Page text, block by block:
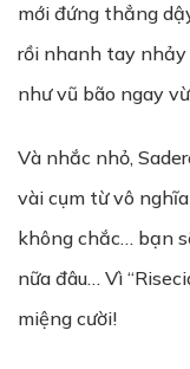
mới đứng thẳng
rồi nhanh tay nhảy
như vũ bão ngay
Và nhắc nhỏ,
vài cụm từ vô
không chắc… bạn
nữa đâu… Vì
miệng cười!